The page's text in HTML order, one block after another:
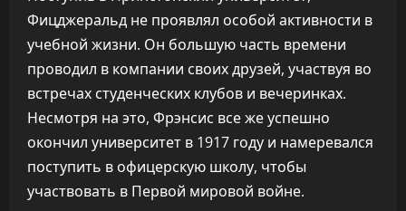
Фицджеральд не проявлял особой активности в
учебной жизни. Он большую часть времени
проводил в компании своих друзей, участвуя во
встречах студенческих клубов и вечеринках.
Несмотря на это, Фрэнсис все же успешно
окончил университет в 1917 году и намеревался
поступить в офицерскую школу, чтобы
участвовать в Первой мировой войне.